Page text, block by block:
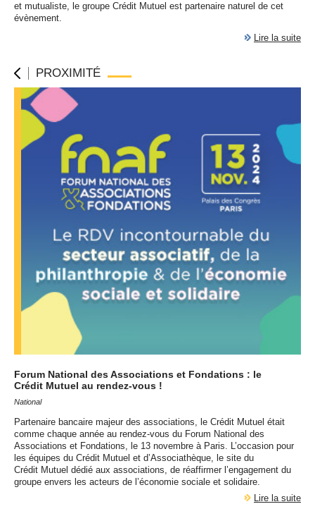
et mutualiste, le groupe Crédit Mutuel est partenaire naturel de cet
évènement.
Lire la suite
PROXIMITÉ
Forum National des Associations et Fondations : le
Crédit Mutuel au rendez-vous !
National
Partenaire bancaire majeur des associations, le Crédit Mutuel était
comme chaque année au rendez-vous du Forum National des
Associations et Fondations, le 13 novembre à Paris. L’occasion pour
les équipes du Crédit Mutuel et d’Associathèque, le site du
Crédit Mutuel dédié aux associations, de réaffirmer l’engagement du
groupe envers les acteurs de l’économie sociale et solidaire.
Lire la suite